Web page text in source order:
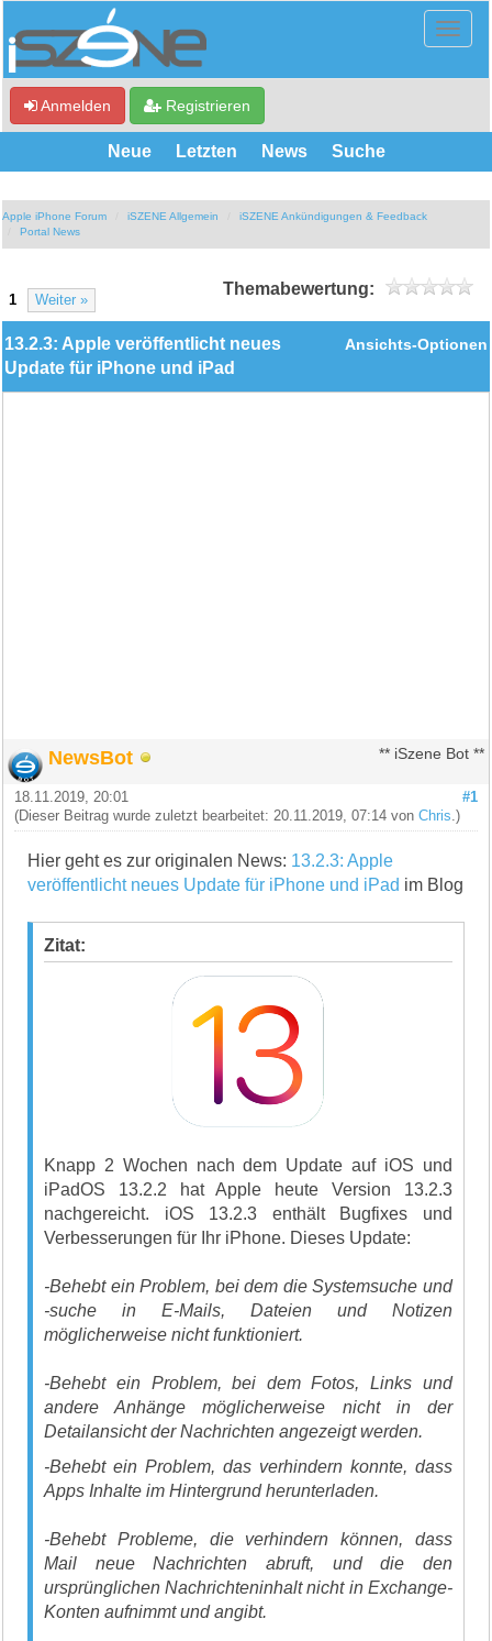
Anmelden Registrieren
Neue Letzten News Suche
Apple iPhone Forum iSZENE Allgemein
iSZENE Ankündigungen & Feedback
Portal News
1 Weiter »
Themabewertung:
Ansichts-Optionen
13.2.3: Apple veröffentlicht neues
Update für iPhone und iPad
NewsBot ** iSzene Bot **
#1
18.11.2019, 20:01
(Dieser Beitrag wurde zuletzt bearbeitet: 20.11.2019, 07:14 vonChris .)
Hier geht es zur originalen News: 13.2.3: Apple
veröffentlicht neues Update für iPhone und iPad im Blog
Zitat:
Knapp 2 Wochen nach dem Update auf iOS und
iPadOS 13.2.2 hat Apple heute Version 13.2.3
nachgereicht. iOS 13.2.3 enthält Bugfixes und
Verbesserungen für Ihr iPhone. Dieses Update:
-Behebt ein Problem, bei dem die Systemsuche und
-suche in E-Mails, Dateien und Notizen
möglicherweise nicht funktioniert.
-Behebt ein Problem, bei dem Fotos, Links und
andere Anhänge möglicherweise nicht in der
Detailansicht der Nachrichten angezeigt werden.
-Behebt ein Problem, das verhindern konnte, dass
Apps Inhalte im Hintergrund herunterladen.
-Behebt Probleme, die verhindern können, dass
Mail neue Nachrichten abruft, und die den
ursprünglichen Nachrichteninhalt nicht in Exchange-
Konten aufnimmt und angibt.